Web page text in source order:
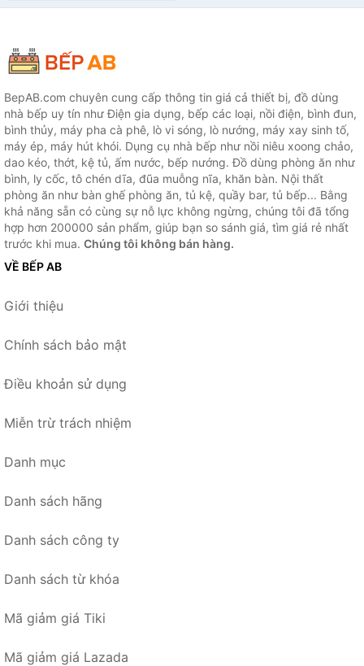
BepAB.com chuyên cung cấp thông tin giá cả thiết bị, đồ dùng
nhà bếp uy tín như Điện gia dụng, bếp các loại, nồi điện, bình đun,
bình thủy, máy pha cà phê, lò vi sóng, lò nướng, máy xay sinh tố,
máy ép, máy hút khói. Dụng cụ nhà bếp như nồi niêu xoong chảo,
dao kéo, thớt, kệ tủ, ấm nước, bếp nướng. Đồ dùng phòng ăn như
bình, ly cốc, tô chén dĩa, đũa muỗng nĩa, khăn bàn. Nội thất
phòng ăn như bàn ghế phòng ăn, tủ kệ, quầy bar, tủ bếp... Bằng
khả năng sẵn có cùng sự nỗ lực không ngừng, chúng tôi đã tổng
hợp hơn 200000 sản phẩm, giúp bạn so sánh giá, tìm giá rẻ nhất
trước khi mua. Chúng tôi không bán hàng.
VỀ BẾP AB
Giới thiệu
Chính sách bảo mật
Điều khoản sử dụng
Miễn trừ trách nhiệm
Danh mục
Danh sách hãng
Danh sách công ty
Danh sách từ khóa
Mã giảm giá Tiki
Mã giảm giá Lazada